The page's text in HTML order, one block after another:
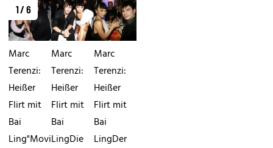
1 / 6
Marc
Terenzi:
Heißer
Flirt mit
Bai
Ling"Movie
Marc
Terenzi:
Heißer
Flirt mit
Bai
LingDie
Marc
Terenzi:
Heißer
Flirt mit
Bai
LingDer